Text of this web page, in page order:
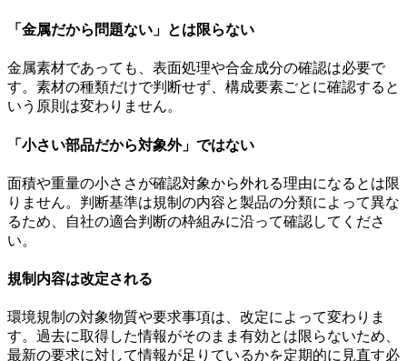
「金属だから問題ない」とは限らない
金属素材であっても、表面処理や合金成分の確認は必要で
す。素材の種類だけで判断せず、構成要素ごとに確認すると
いう原則は変わりません。
「小さい部品だから対象外」ではない
面積や重量の小ささが確認対象から外れる理由になるとは限
りません。判断基準は規制の内容と製品の分類によって異な
るため、自社の適合判断の枠組みに沿って確認してくださ
い。
規制内容は改定される
環境規制の対象物質や要求事項は、改定によって変わりま
す。過去に取得した情報がそのまま有効とは限らないため、
最新の要求に対して情報が足りているかを定期的に見直す必